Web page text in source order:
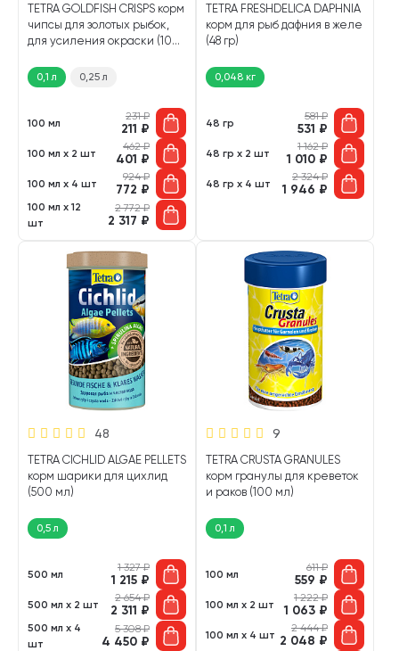
TETRA GOLDFISH CRISPS корм
чипсы для золотых рыбок,
для усиления окраски (100
0,1 л 0,25 л
100 мл
231₽
211 ₽
100 мл х 2 шт
462₽
401 ₽
100 мл х 4 шт
924₽
772 ₽
100 мл х 12
шт
2 772₽
2 317 ₽
TETRA FRESHDELICA DAPHNIA
корм для рыб дафния в желе
(48 гр)
0,048 кг
48 гр
581₽
531 ₽
48 гр х 2 шт
1 162₽
1 010 ₽
48 гр х 4 шт
2 324₽
1 946 ₽
48
TETRA CICHLID ALGAE PELLETS
корм шарики для цихлид
(500 мл)
0,5 л
500 мл
1 327₽
1 215 ₽
500 мл х 2 шт
2 654₽
2 311 ₽
500 мл х 4
шт
5 308₽
4 450 ₽
9
TETRA CRUSTA GRANULES
корм гранулы для креветок
и раков (100 мл)
0,1 л
100 мл
611₽
559 ₽
100 мл х 2 шт
1 222₽
1 063 ₽
100 мл х 4 шт
2 444₽
2 048 ₽